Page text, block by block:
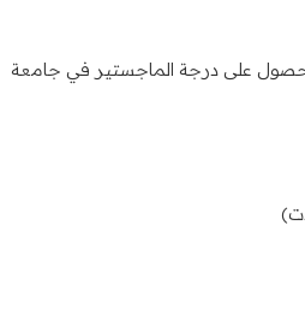
على درجة الماجستير في جامعة